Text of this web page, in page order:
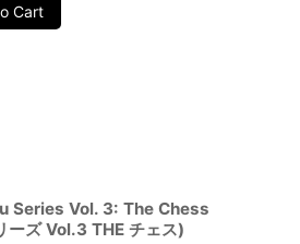
Cart
Series Vol. 3: The Chess
ズ Vol.3 THE チェス)